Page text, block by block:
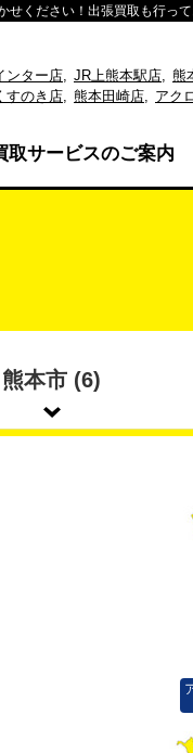
ください！出張買取も行って
ンター店 JR上熊本駅店 熊
すのき店
熊本田崎店 アク
取サービスのご案内
熊本市 (6)